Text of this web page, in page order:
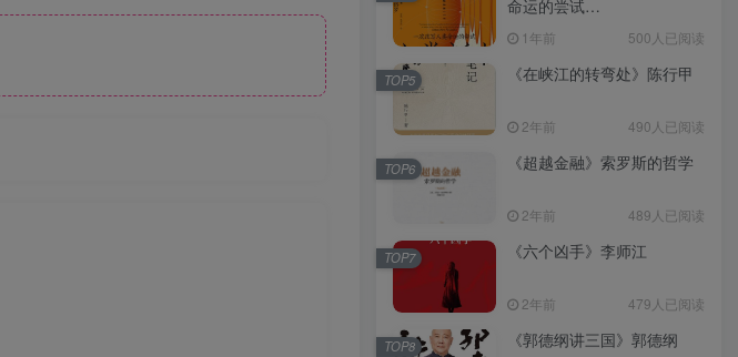
命运的尝试
1年前 500人已阅读
《在峡江的转弯处》陈行甲
2年前 490人已阅读
TOP5
《超越金融》索罗斯的哲学
2年前 489人已阅读
TOP6
《六个凶手》李师江
2年前 479人已阅读
TOP7
《郭德纲讲三国》郭德纲
TOP8